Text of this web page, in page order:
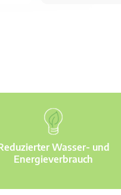
Wasser- und
Energieverbrauch